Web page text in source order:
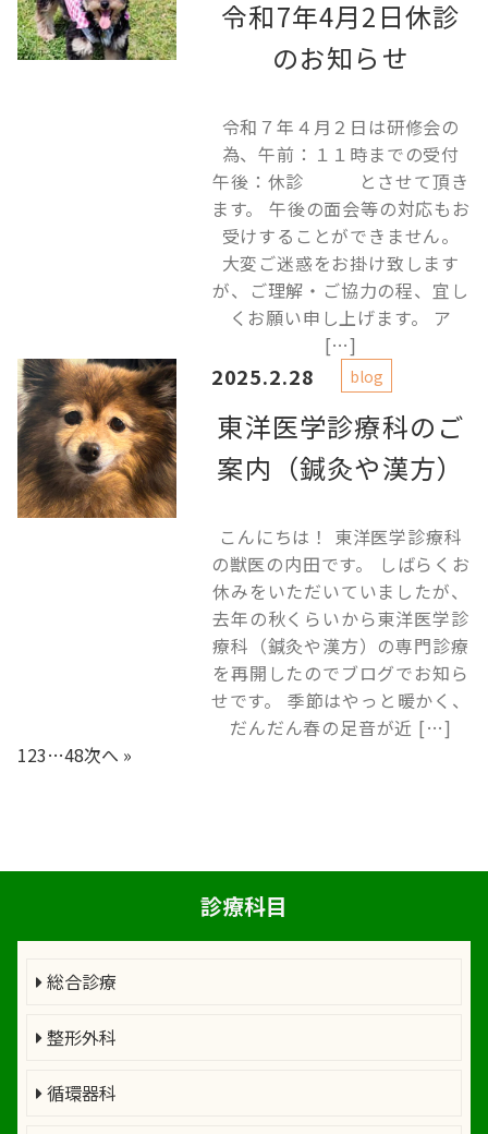
令和7年4月2日休診
のお知らせ
令和７年４月２日は研修会の
為、午前：１１時までの受付
午後：休診 とさせて頂き
ます。 午後の面会等の対応もお
受けすることができません。
大変ご迷惑をお掛け致します
が、ご理解・ご協力の程、宜し
くお願い申し上げます。 ア
[…]
東洋医学診療科のご
案内（鍼灸や漢方）
2025.2.28 blog
こんにちは！ 東洋医学診療科
の獣医の内田です。 しばらくお
休みをいただいていましたが、
去年の秋くらいから東洋医学診
療科（鍼灸や漢方）の専門診療
を再開したのでブログでお知ら
せです。 季節はやっと暖かく、
だんだん春の足音が近 […]
123…48次へ »
診療科目
総合診療
整形外科
循環器科